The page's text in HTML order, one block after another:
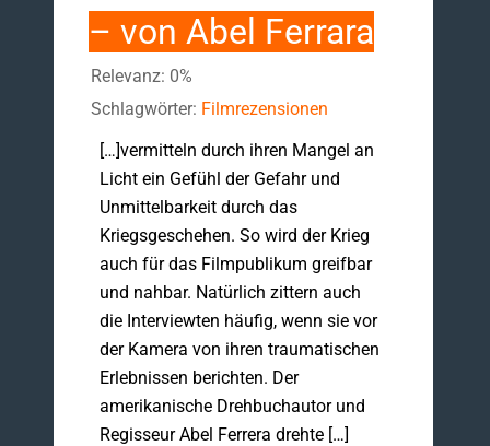
– von Abel Ferrara
Relevanz: 0%
Schlagwörter: Filmrezensionen
[…]vermitteln durch ihren Mangel an
Licht ein Gefühl der Gefahr und
Unmittelbarkeit durch das
Kriegsgeschehen. So wird der Krieg
auch für das Filmpublikum greifbar
und nahbar. Natürlich zittern auch
die Interviewten häufig, wenn sie vor
der Kamera von ihren traumatischen
Erlebnissen berichten. Der
amerikanische Drehbuchautor und
Regisseur Abel Ferrera drehte […]